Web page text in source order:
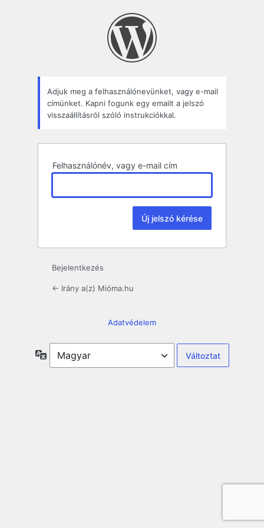
Adjuk meg a felhasználónevünket, vagy e-mail
címünket. Kapni fogunk egy emailt a jelszó
visszaállításról szóló instrukciókkal.
Felhasználónév, vagy e-mail cím
Bejelentkezés
← Irány a(z) Mióma.hu
Adatvédelem
Nyelv